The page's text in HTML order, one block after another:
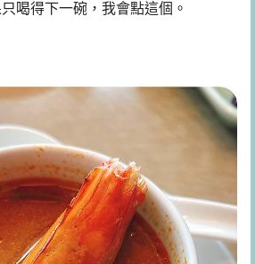
喝得下一碗，我會點這個。